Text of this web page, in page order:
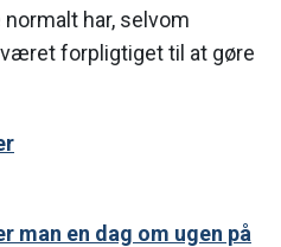
har, selvom
forpligtiget til at gøre
man en dag om ugen på